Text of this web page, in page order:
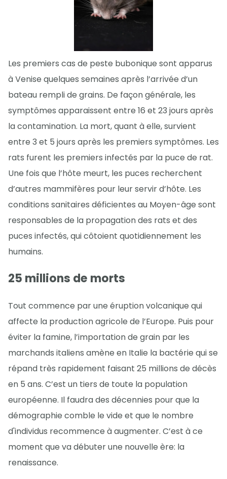
Les premiers cas de peste bubonique sont apparus
à Venise quelques semaines après l’arrivée d’un
bateau rempli de grains. De façon générale, les
symptômes apparaissent entre 16 et 23 jours après
la contamination. La mort, quant à elle, survient
entre 3 et 5 jours après les premiers symptômes. Les
rats furent les premiers infectés par la puce de rat.
Une fois que l’hôte meurt, les puces recherchent
d’autres mammifères pour leur servir d’hôte. Les
conditions sanitaires déficientes au Moyen-âge sont
responsables de la propagation des rats et des
puces infectés, qui côtoient quotidiennement les
humains.
25 millions de morts
Tout commence par une éruption volcanique qui
affecte la production agricole de l’Europe. Puis pour
éviter la famine, l’importation de grain par les
marchands italiens amène en Italie la bactérie qui se
répand très rapidement faisant 25 millions de décès
en 5 ans. C’est un tiers de toute la population
européenne. Il faudra des décennies pour que la
démographie comble le vide et que le nombre
d'individus recommence à augmenter. C’est à ce
moment que va débuter une nouvelle ère: la
renaissance.